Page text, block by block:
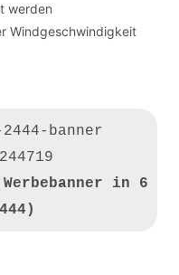
werden
Windgeschwindigkeit
banner
Werbebanner in 6